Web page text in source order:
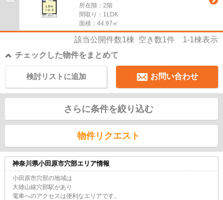
所在階：2階
間取り：1LDK
面積：44.97㎡
該当公開件数1棟 空き数1件 1-1棟表示
チェックした物件をまとめて
お問い合わせ
検討リストに追加
さらに条件を絞り込む
物件リクエスト
神奈川県小田原市穴部エリア情報
小田原市穴部の地域は
大雄山線穴部駅があり
電車へのアクセスは便利なエリアです。